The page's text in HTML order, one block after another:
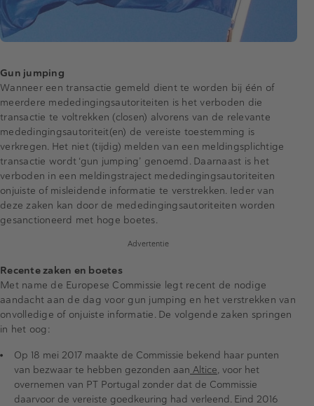
Gun jumping
Wanneer een transactie gemeld dient te worden bij één of
meerdere mededingingsautoriteiten is het verboden die
transactie te voltrekken (closen) alvorens van de relevante
mededingingsautoriteit(en) de vereiste toestemming is
verkregen. Het niet (tijdig) melden van een meldingsplichtige
transactie wordt ‘gun jumping’ genoemd. Daarnaast is het
verboden in een meldingstraject mededingingsautoriteiten
onjuiste of misleidende informatie te verstrekken. Ieder van
deze zaken kan door de mededingingsautoriteiten worden
gesanctioneerd met hoge boetes.
Advertentie
Recente zaken en boetes
Met name de Europese Commissie legt recent de nodige
aandacht aan de dag voor gun jumping en het verstrekken van
onvolledige of onjuiste informatie. De volgende zaken springen
in het oog:
Op 18 mei 2017 maakte de Commissie bekend haar punten
van bezwaar te hebben gezonden aan Altice, voor het
overnemen van PT Portugal zonder dat de Commissie
daarvoor de vereiste goedkeuring had verleend. Eind 2016